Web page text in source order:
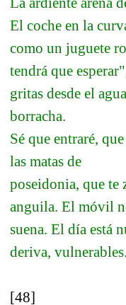
El coche en la
como un juguete
tendrá que
gritas desde el
borracha.
Sé que entraré,
las matas de
poseidonia, que te
anguila. El móvil
suena. El día está
deriva, vulnerables.
[48]